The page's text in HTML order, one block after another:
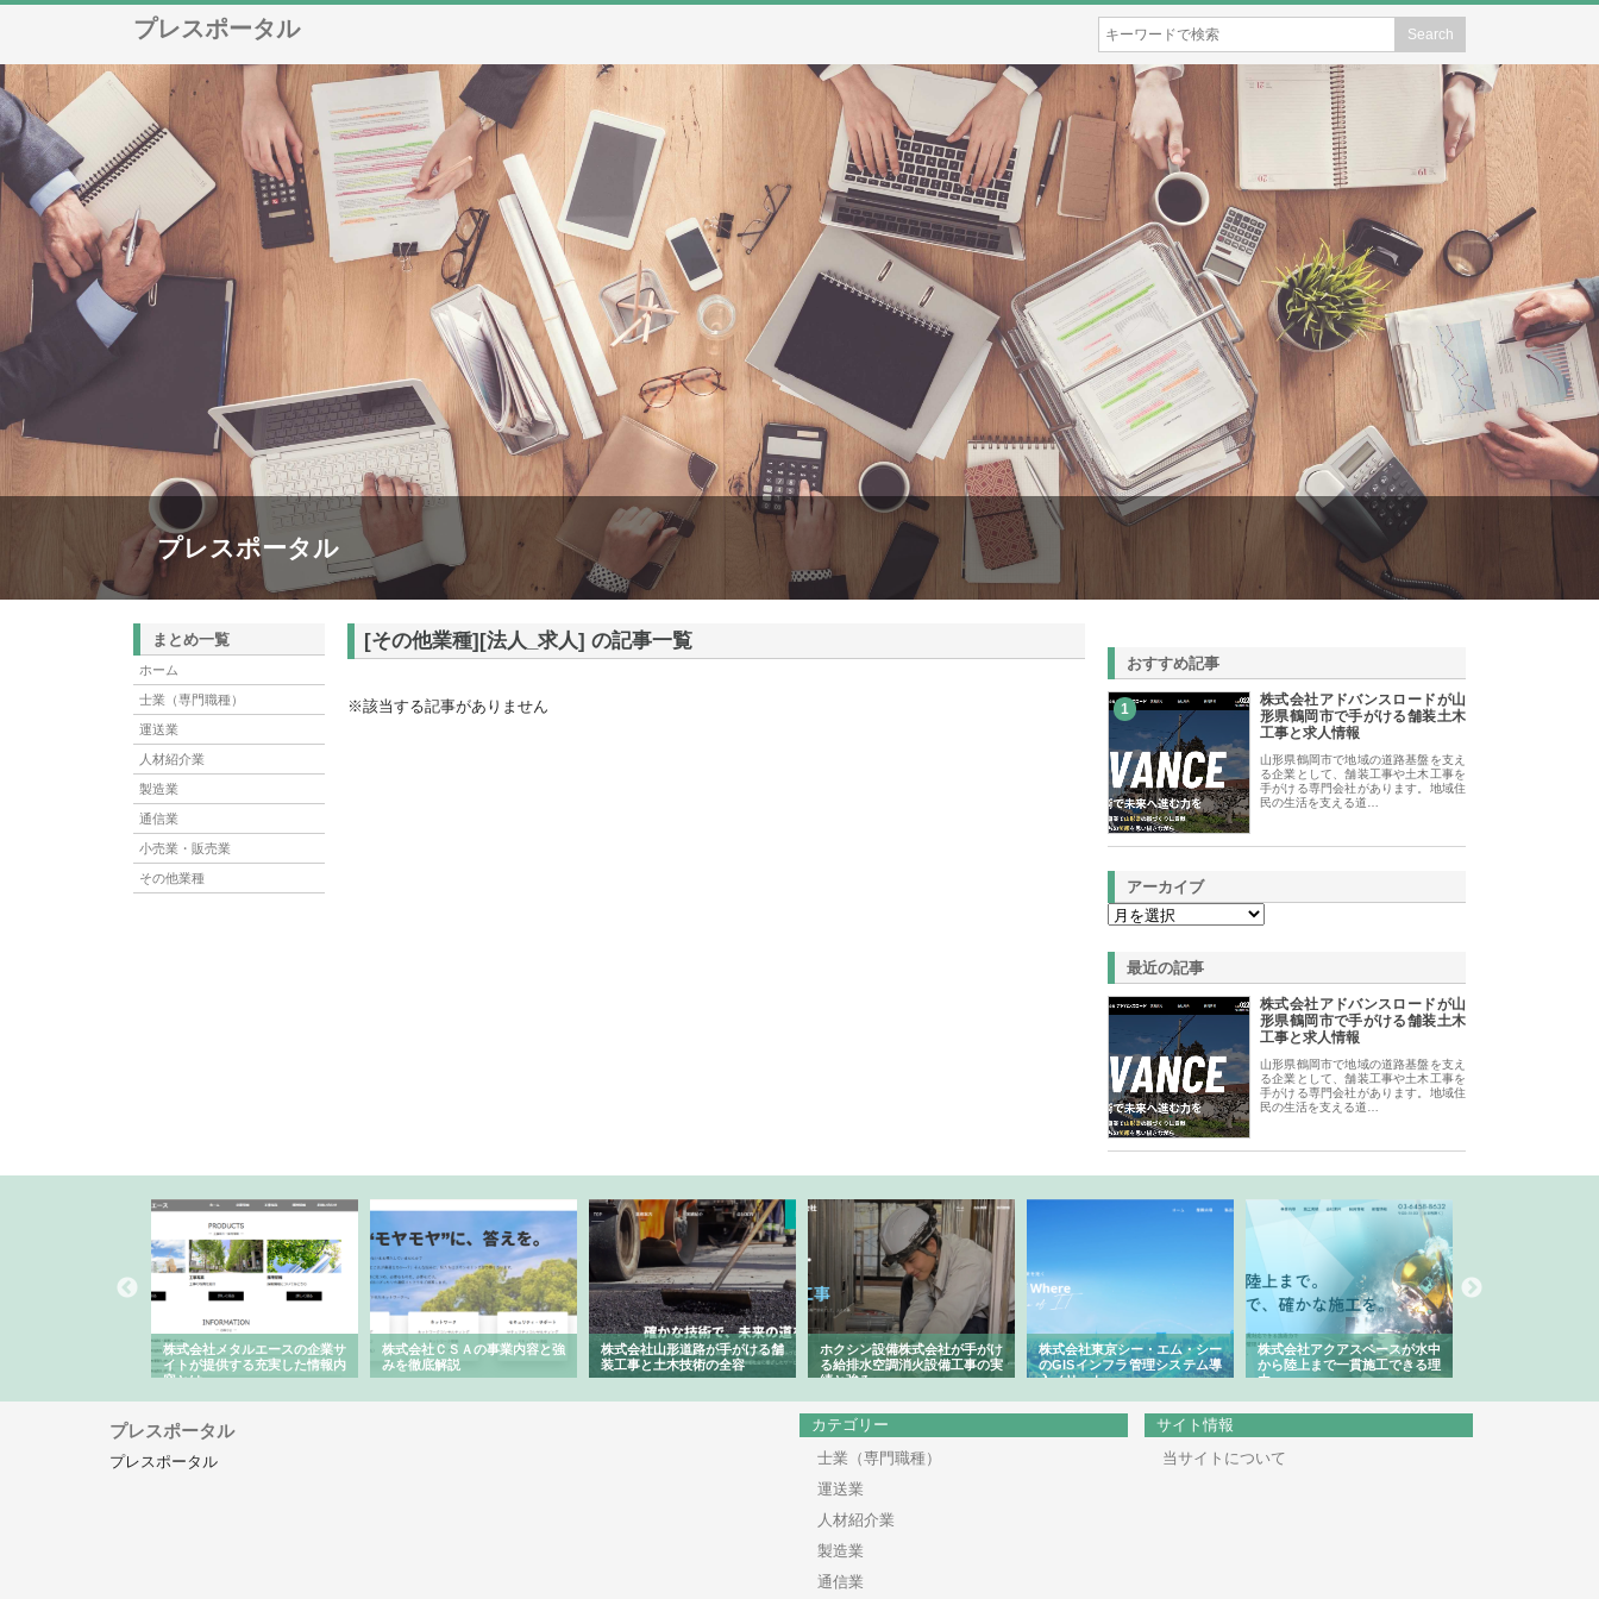
プレスポータル
プレスポータル
まとめ一覧
ホーム
士業（専門職種）
運送業
人材紹介業
製造業
通信業
小売業・販売業
その他業種
[その他業種][法人_求人] の記事一覧
※該当する記事がありません
おすすめ記事
1
株式会社アドバンスロードが山
形県鶴岡市で手がける舗装土木
工事と求人情報
山形県鶴岡市で地域の道路基盤を支え
る企業として、舗装工事や土木工事を
手がける専門会社があります。地域住
民の生活を支える道…
アーカイブ
最近の記事
株式会社アドバンスロードが山
形県鶴岡市で手がける舗装土木
工事と求人情報
山形県鶴岡市で地域の道路基盤を支え
る企業として、舗装工事や土木工事を
手がける専門会社があります。地域住
民の生活を支える道…
株式会社メタルエースの企業サ
イトが提供する充実した情報内
容とは
株式会社ＣＳＡの事業内容と強
みを徹底解説
株式会社山形道路が手がける舗
装工事と土木技術の全容
ホクシン設備株式会社が手がけ
る給排水空調消火設備工事の実
績と強み
株式会社東京シー・エム・シー
のGISインフラ管理システム導
入メリット
株式会社アクアスペースが水中
から陸上まで一貫施工できる理
由
プレスポータル
プレスポータル
カテゴリー
士業（専門職種）
運送業
人材紹介業
製造業
通信業
サイト情報
当サイトについて